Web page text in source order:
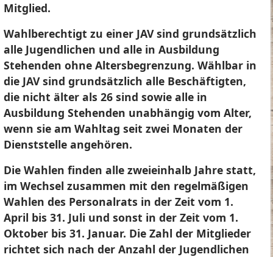
Mitglied.
Wahlberechtigt zu einer JAV sind grundsätzlich
alle Jugendlichen und alle in Ausbildung
Stehenden ohne Altersbegrenzung. Wählbar in
die JAV sind grundsätzlich alle Beschäftigten,
die nicht älter als 26 sind sowie alle in
Ausbildung Stehenden unabhängig vom Alter,
wenn sie am Wahltag seit zwei Monaten der
Dienststelle angehören.
Die Wahlen finden alle zweieinhalb Jahre statt,
im Wechsel zusammen mit den regelmäßigen
Wahlen des Personalrats in der Zeit vom 1.
April bis 31. Juli und sonst in der Zeit vom 1.
Oktober bis 31. Januar. Die Zahl der Mitglieder
richtet sich nach der Anzahl der Jugendlichen